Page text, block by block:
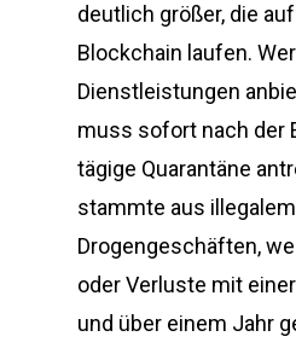
deutlich größer, die
Blockchain laufen.
Dienstleistungen
muss sofort nach der
tägige Quarantäne
stammte aus
Drogengeschäften,
oder Verluste mit
und über einem Jahr